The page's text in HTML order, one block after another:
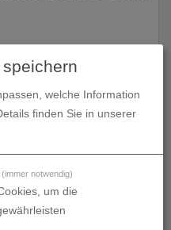
| B 80 cm x H 117,4 cm
welche Information
finden Sie in unserer
(immer notwendig)
um die